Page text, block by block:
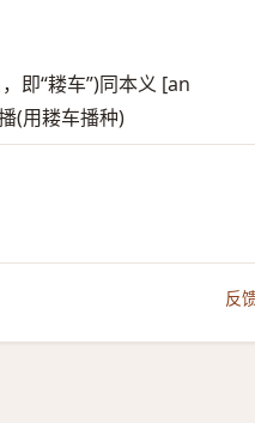
即“耧车”)同本义 [an
(用耧车播种)
反